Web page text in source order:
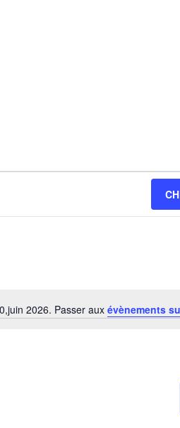
Notice
2026. Passer aux évènements